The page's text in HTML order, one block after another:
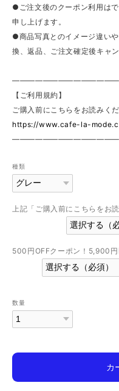
●ご注文後のクーポン利用は
申し上げます。
●商品写真とのイメージ違い
換、返品、ご注文確定後キャ
【ご利用規約】
ご購入前にこちらをお読みく
https://www.cafe-la-
種類
上記「ご購入前にこちらをお
500円OFFクーポン！5,900
数量
カ